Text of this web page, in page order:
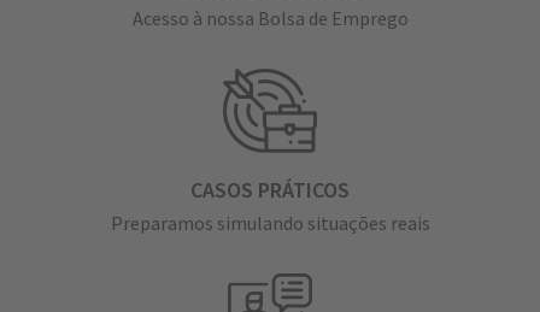
Acesso à nossa Bolsa de Emprego
CASOS PRÁTICOS
Preparamos simulando situações reais